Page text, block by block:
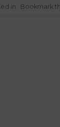
in . Bookmark